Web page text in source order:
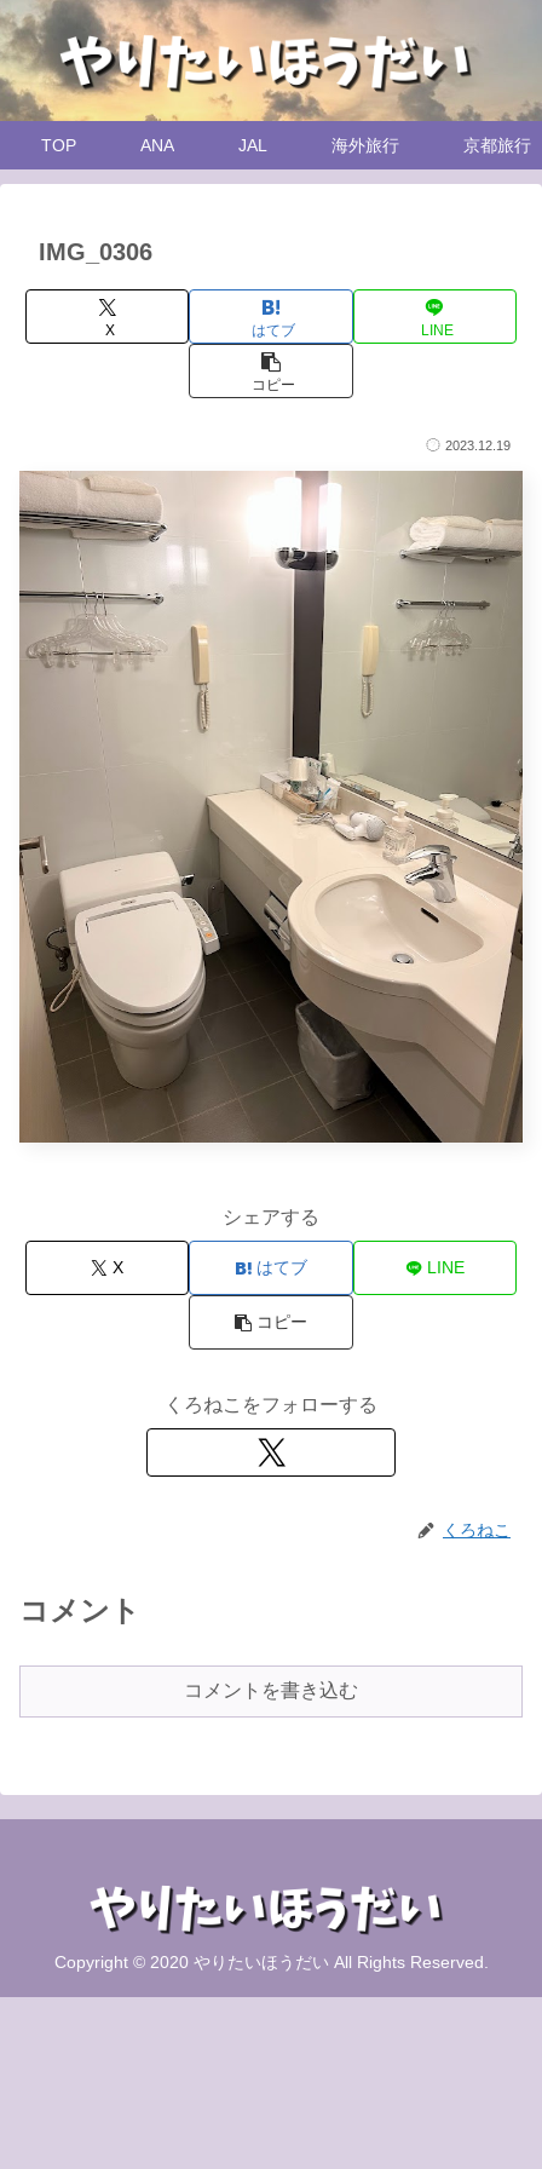
TOP ANA JAL 海外旅行 京都旅行
IMG_0306
X はてブ LINE
コピー
2023.12.19
シェアする
X はてブ LINE
コピー
くろねこをフォローする
くろねこ
コメント
コメントを書き込む
Copyright © 2020 やりたいほうだい All Rights Reserved.